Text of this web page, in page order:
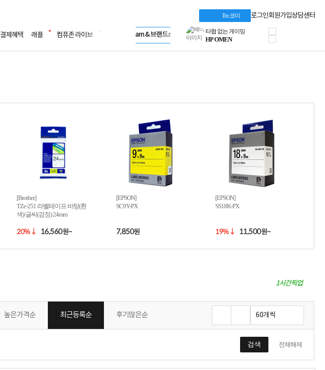
I'm 코미 로그인회원가입상담센터
결제혜택 래플 컴퓨존 라이브
LG gram & 브랜드스토어
Microsoft 브랜드스토어
AMD 브랜드스토어
Dell 구매 찬스
프로 에센셜
타협 없는 게이밍
HP OMEN
로지텍
20주년 한정판
AMD로 시작하는
스마트 오피스환경
AI비즈니스 노트북
HP엘리트북/프로북
HP 프로북 4
리뷰 Npay 증정
시스코 스위칭허브
한단계 더 진화한
AI 업무환경 완성
HP 프로데스크 4
[Brother]
TZe-251 라벨테이프 바탕(흰
색)/글씨(검정) 24mm
20%↓ 16,560원~
[EPSON]
SC9Y-PX
7,850원
[EPSON]
SS18K-PX
19%↓ 11,500원~
1시간픽업
높은가격순 최근등록순 후기많은순
검색 전체해제